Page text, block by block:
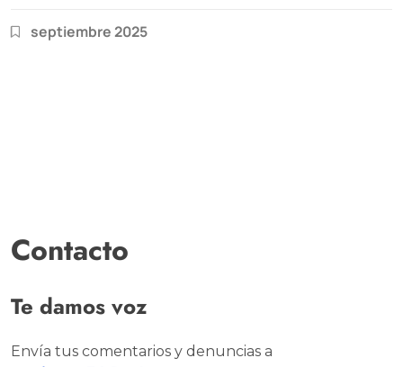
septiembre 2025
Contacto
Te damos voz
Envía tus comentarios y denuncias a